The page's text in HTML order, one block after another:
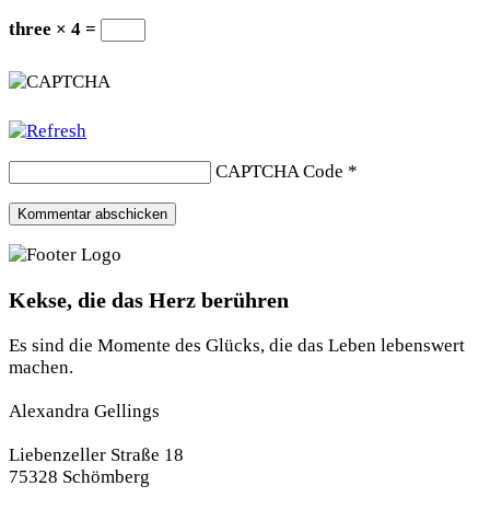
three × 4 =
CAPTCHA Code *
Kekse, die das Herz berühren
Es sind die Momente des Glücks, die das Leben lebenswert
machen.
Alexandra Gellings
Liebenzeller Straße 18
75328 Schömberg